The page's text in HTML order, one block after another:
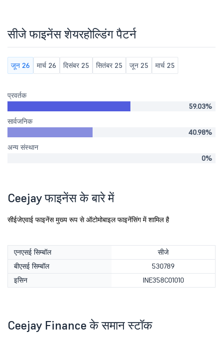
सीजे फाइनेंस शेयरहोल्डिंग पैटर्न
जून 26 मार्च 26 दिसंबर 25 सितंबर 25 जून 25 मार्च 25
प्रवर्तक
59.03%
सार्वजनिक
40.98%
अन्य संस्थान
0%
Ceejay फाइनेंस के बारे में
सीईजेएवाई फाइनेंस मुख्य रूप से ऑटोमोबाइल फाइनेंसिंग में शामिल है
एनएसई सिम्बॉल
सीजे
बीएसई सिम्बॉल
530789
इसिन
INE358C01010
Ceejay Finance के समान स्टॉक